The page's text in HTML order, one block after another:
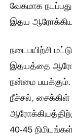
வேகமாக
இதய
நடைபயிற்சி
இதயத்தை
நன்மை பயக்கும்.
நீச்சல்,
40-45